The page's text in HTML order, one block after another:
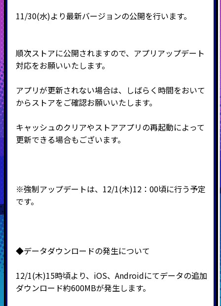
11/30(水)より最新バージョンの公開を行います。
順次ストアに公開されますので、アプリアップデート
対応をお願いいたします。
アプリが更新されない場合は、しばらく時間をおいて
からストアをご確認お願いいたします。
キャッシュのクリアやストアアプリの再起動によって
更新できる場合もございます。
※強制アップデートは、12/1(木)12：00頃に行う予定
です。
◆データダウンロードの発生について
12/1(木)15時頃より、iOS、Androidにてデータの追加
ダウンロード約600MBが発生します。